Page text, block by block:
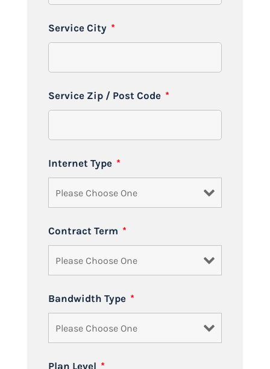
Service City *
Service Zip / Post Code *
Internet Type *
Contract Term *
Bandwidth Type *
Plan Level *